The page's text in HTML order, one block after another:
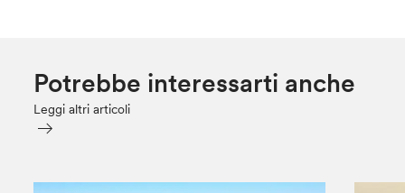
Potrebbe interessarti anche
Leggi altri articoli